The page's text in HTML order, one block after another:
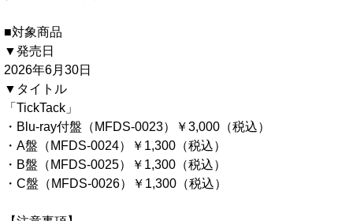
■対象商品
▼発売日
2026年6月30日
▼タイトル
「TickTack」
・Blu-ray付盤（MFDS-0023）￥3,000（税込）
・A盤（MFDS-0024）￥1,300（税込）
・B盤（MFDS-0025）￥1,300（税込）
・C盤（MFDS-0026）￥1,300（税込）